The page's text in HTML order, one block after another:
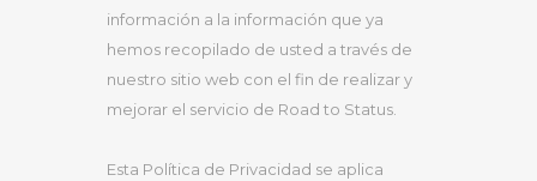
información a la información que ya
hemos recopilado de usted a través de
nuestro sitio web con el fin de realizar y
mejorar el servicio de Road to Status.
Esta Política de Privacidad se aplica